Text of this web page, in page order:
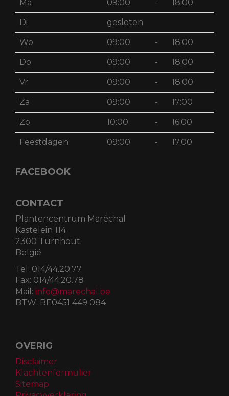
Ma 09:00 - 18:00
Di gesloten
Wo 09:00 - 18:00
Do 09:00 - 18:00
Vr 09:00 - 18:00
Za 09:00 - 17:00
Zo 10:00 - 16:00
Feestdagen 09:00 - 17.00
FACEBOOK
CONTACT
Plantencentrum Maréchal
Kastelein 114
2300 Turnhout
België
Tel: 014/44.20.77
Fax: 014/44.20.78
Mail: info@marechal.be
BTW: BE0451 449 084
OVERIG
Disclaimer
Klachtenformulier
Sitemap